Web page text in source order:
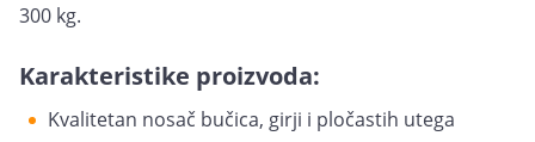
300 kg.
Karakteristike proizvoda:
Kvalitetan nosač bučica, girji i pločastih utega